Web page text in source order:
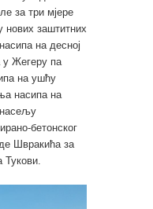
за три мјере
нових заштитних
на десној
у Жегеру па
на ушћу
насипа на
насељу
бетонског
Швракића за
Тукови.